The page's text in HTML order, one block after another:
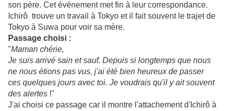
son père. Cet événement met fin à leur correspondance.
Ichirô trouve un travail à Tokyo et il fait souvent le trajet de
Tokyo à Suwa pour voir sa mère.
Passage choisi :
"Maman chérie,
Je suis arrivé sain et sauf. Depuis si longtemps que nous
ne nous étions pas vus, j'ai été bien heureux de passer
ces quelques jours avec toi. Je voudrais qu'il y ait souvent
des alertes !"
J'ai choisi ce passage car il montre l'attachement d'Ichirô à